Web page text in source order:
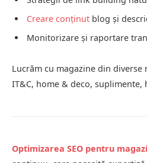
Creare conținut blog și
Monitorizare și raportare
Lucrăm cu magazine din diverse
IT&C, home & deco, suplimente,
Optimizarea SEO pentru